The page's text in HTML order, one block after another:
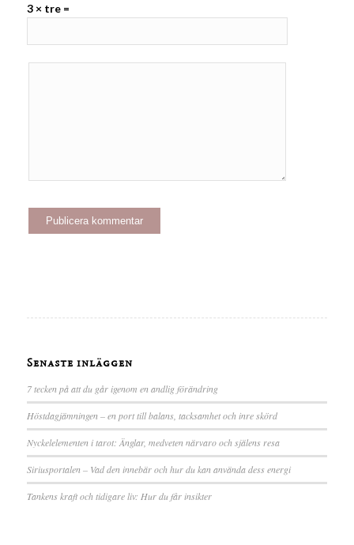
3 × tre =
Senaste inläggen
7 tecken på att du går igenom en andlig förändring
Höstdagjämningen – en port till balans, tacksamhet och inre skörd
Nyckelelementen i tarot: Änglar, medveten närvaro och själens resa
Siriusportalen – Vad den innebär och hur du kan använda dess energi
Tankens kraft och tidigare liv: Hur du får insikter